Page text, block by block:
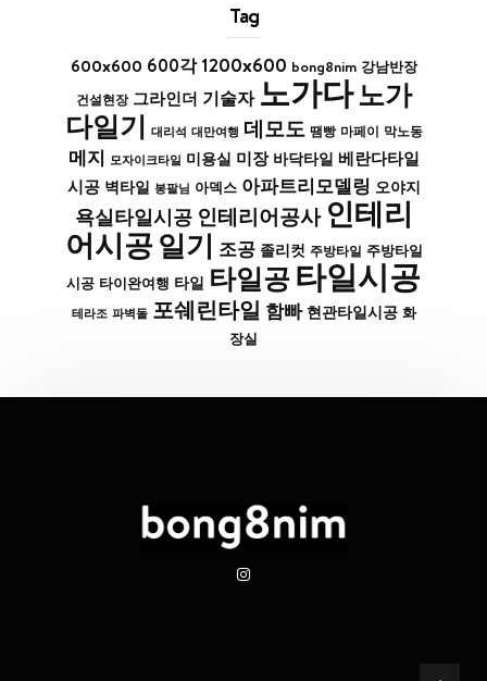
Tag
600x600 600각 1200x600 bong8nim 강남반장
건설현장 그라인더 기술자 노가다노가
다일기 대리석 대만여행 데모도 땜빵 마페이 막노동
메지 모자이크타일 미용실 미장 바닥타일 베란다타일
시공 벽타일 봉팔님 아덱스 아파트리모델링 오야지
욕실타일시공 인테리어공사 인테리
어시공 일기 조공 졸리컷 주방타일 주방타일
시공 타이완여행 타일 타일공타일시공
테라조 파벽돌 포쉐린타일 함빠 현관타일시공 화
장실